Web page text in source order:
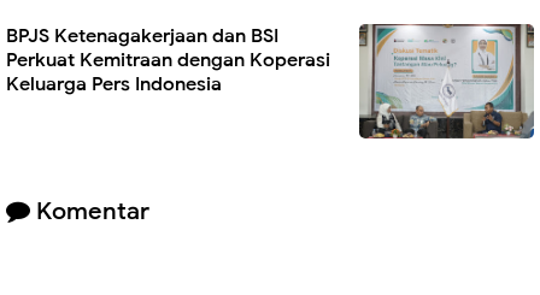
BPJS Ketenagakerjaan dan BSI
Perkuat Kemitraan dengan Koperasi
Keluarga Pers Indonesia
Komentar